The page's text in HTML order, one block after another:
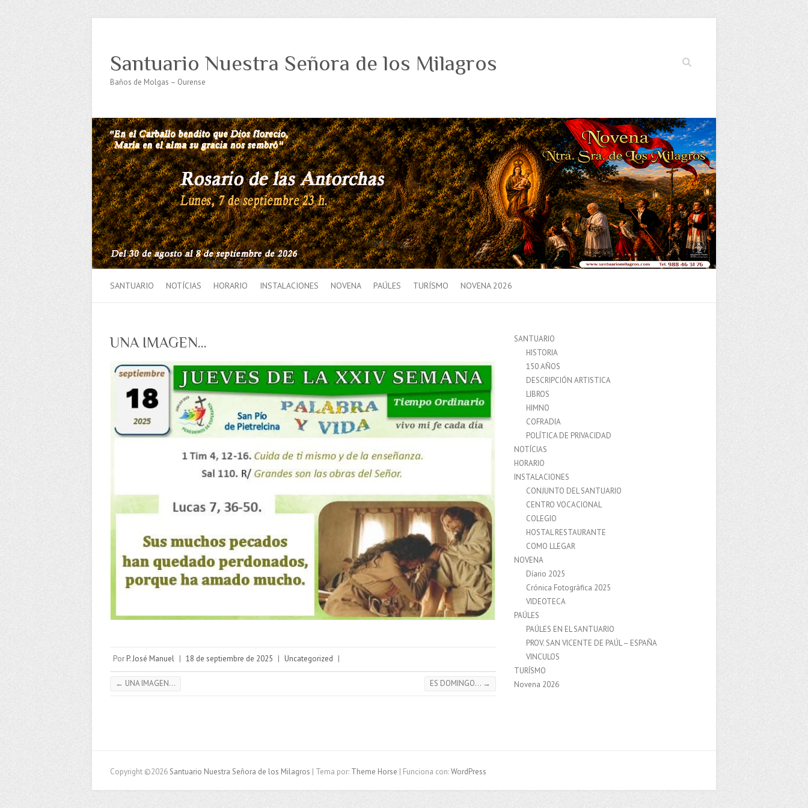
Buscar
Santuario Nuestra Señora de los Milagros
Baños de Molgas – Ourense
SANTUARIO NOTÍCIAS HORARIO INSTALACIONES NOVENA PAÚLES TURÍSMO NOVENA 2026
UNA IMAGEN…
Por P. José Manuel | 18 de septiembre de 2025 | Uncategorized |
← UNA IMAGEN… ES DOMINGO… →
SANTUARIO
HISTORIA
150 AÑOS
DESCRIPCIÓN ARTISTICA
LIBROS
HIMNO
COFRADIA
POLÍTICA DE PRIVACIDAD
NOTÍCIAS
HORARIO
INSTALACIONES
CONJUNTO DEL SANTUARIO
CENTRO VOCACIONAL
COLEGIO
HOSTAL RESTAURANTE
COMO LLEGAR
NOVENA
Díario 2025
Crónica Fotográfica 2025
VIDEOTECA
PAÚLES
PAÚLES EN EL SANTUARIO
PROV. SAN VICENTE DE PAÚL – ESPAÑA
VINCULOS
TURÍSMO
Novena 2026
Copyright ©2026 Santuario Nuestra Señora de los Milagros | Tema por: Theme Horse | Funciona con:WordPress